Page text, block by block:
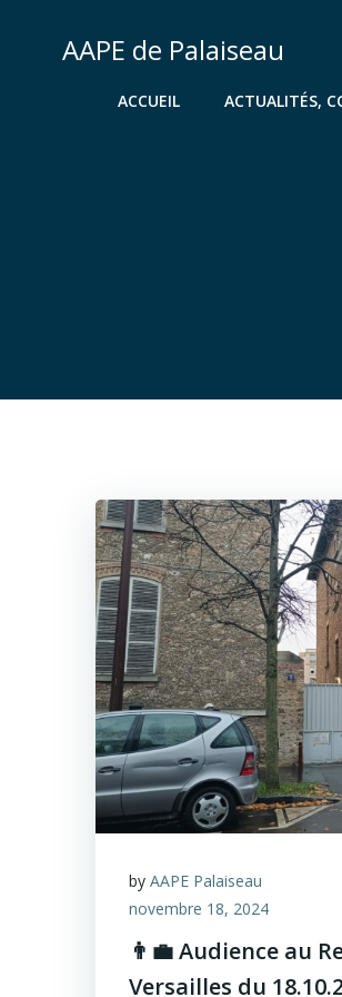
contenuAAPE de Palaiseau
ACCUEIL ACTUALITÉS,
by AAPE Palaiseau
novembre 18, 2024
👨‍💼 Audience au
Versailles du